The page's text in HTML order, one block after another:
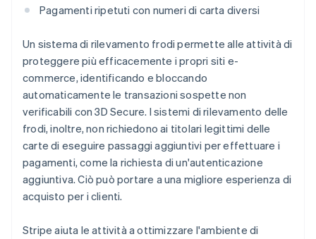
Pagamenti ripetuti con numeri di carta diversi
Un sistema di rilevamento frodi permette alle attività di
proteggere più efficacemente i propri siti e-
commerce, identificando e bloccando
automaticamente le transazioni sospette non
verificabili con 3D Secure. I sistemi di rilevamento delle
frodi, inoltre, non richiedono ai titolari legittimi delle
carte di eseguire passaggi aggiuntivi per effettuare i
pagamenti, come la richiesta di un'autenticazione
aggiuntiva. Ciò può portare a una migliore esperienza di
acquisto per i clienti.
Stripe aiuta le attività a ottimizzare l'ambiente di